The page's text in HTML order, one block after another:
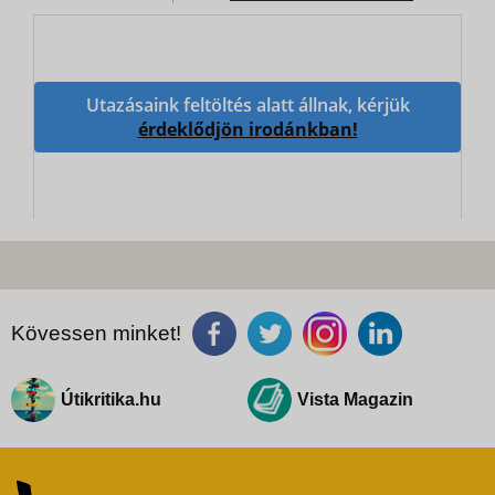
Utazásaink feltöltés alatt állnak, kérjük
érdeklődjön irodánkban!
Kövessen minket!
Útikritika.hu Vista Magazin